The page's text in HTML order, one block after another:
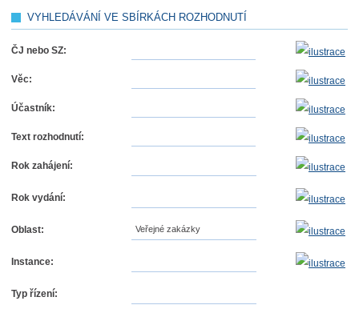
VYHLEDÁVÁNÍ VE SBÍRKÁCH ROZHODNUTÍ
ČJ nebo SZ:
Věc:
Účastník:
Text rozhodnutí:
Rok zahájení:
Rok vydání:
Oblast: Veřejné zakázky
Instance:
Typ řízení: